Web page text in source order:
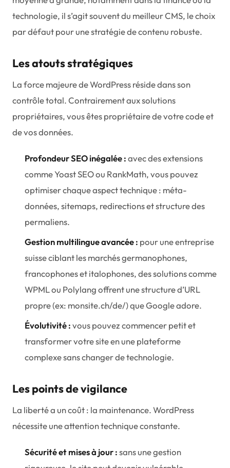
technologie, il s’agit souvent du meilleur CMS, le choix
par défaut pour une stratégie de contenu robuste.
Les atouts stratégiques
La force majeure de WordPress réside dans son
contrôle total. Contrairement aux solutions
propriétaires, vous êtes propriétaire de votre code et
de vos données.
Profondeur SEO inégalée :avec des extensions
comme Yoast SEO ou RankMath, vous pouvez
optimiser chaque aspect technique : méta-
données, sitemaps, redirections et structure des
permaliens.
Gestion multilingue avancée : pour une entreprise
suisse ciblant les marchés germanophones,
francophones et italophones, des solutions comme
WPML ou Polylang offrent une structure d’URL
propre (ex: monsite.ch/de/) que Google adore.
Évolutivité :vous pouvez commencer petit et
transformer votre site en une plateforme
complexe sans changer de technologie.
Les points de vigilance
La liberté a un coût : la maintenance. WordPress
nécessite une attention technique constante.
Sécurité et mises à jour :sans une gestion